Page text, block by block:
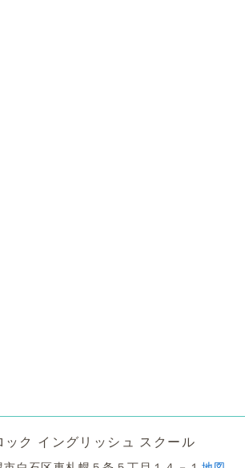
ック イングリッシュ スクール